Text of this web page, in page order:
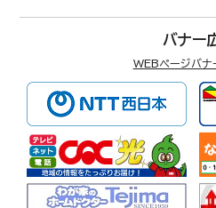
バナー
WEBページバナ